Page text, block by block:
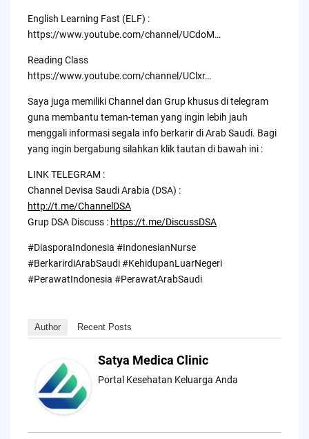
English Learning Fast (ELF) :
https://www.youtube.com/channel/UCdoM…
Reading Class
https://www.youtube.com/channel/UClxr…
Saya juga memiliki Channel dan Grup khusus di telegram
guna membantu teman-teman yang ingin lebih jauh
menggali informasi segala info berkarir di Arab Saudi. Bagi
yang ingin bergabung silahkan klik tautan di bawah ini :
LINK TELEGRAM :
Channel Devisa Saudi Arabia (DSA) :
http://t.me/ChannelDSA
Grup DSA Discuss : https://t.me/DiscussDSA
#DiasporaIndonesia #IndonesianNurse
#BerkarirdiArabSaudi #KehidupanLuarNegeri
#PerawatIndonesia #PerawatArabSaudi
Author Recent Posts
Satya Medica Clinic
Portal Kesehatan Keluarga Anda